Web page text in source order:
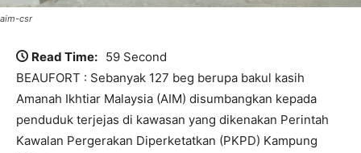
aim-csr
Read Time: 59 Second
BEAUFORT : Sebanyak 127 beg berupa bakul kasih
Amanah Ikhtiar Malaysia (AIM) disumbangkan kepada
penduduk terjejas di kawasan yang dikenakan Perintah
Kawalan Pergerakan Diperketatkan (PKPD) Kampung